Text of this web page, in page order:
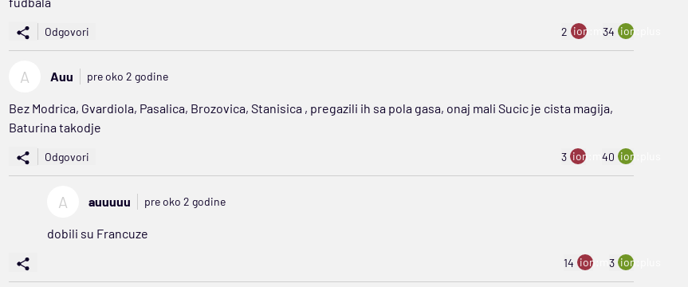
Odgovori 2 ion:minus
34 ion:plus
A Auu pre oko 2 godine
Bez Modrica, Gvardiola, Pasalica, Brozovica, Stanisica , pregazili ih sa pola gasa, onaj mali Sucic je cista magija,
Baturina takodje
Odgovori 3 ion:minus
40 ion:plus
A auuuuu pre oko 2 godine
dobili su Francuze
14 ion:minus
3 ion:plus